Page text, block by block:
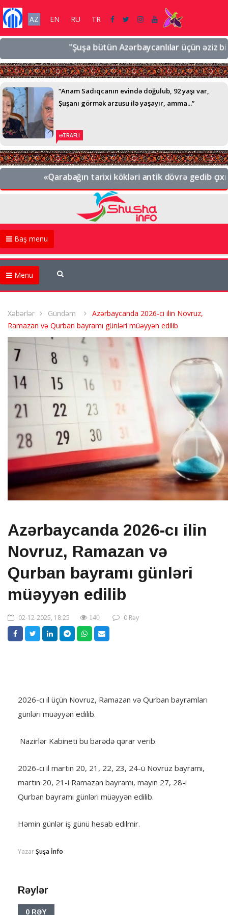
AZ EN RU TR
"Şuşa bütün Azərbaycanlılar üçün əziz
“Anam Sadıqcanın evində doğulub, 92 yaşı var,
Şuşanı görmək arzusu ilə yaşayır, amma...”
ƏTRAFLI
«Qarabağın tarixi kökləri antik dövrə gedib
Baş menu
Menu
Xəbərlər Gündəm
Azərbaycanda 2026-cı ilin Novruz,
Ramazan və Qurban bayramı günləri müəyyən edilib
Azərbaycanda 2026-cı ilin
Novruz, Ramazan və
Qurban bayramı günləri
müəyyən edilib
02-12-2025, 18:25 140 0 Rəy
2026-cı il üçün Novruz, Ramazan və Qurban bayramları
günləri müəyyən edilib.
Nazirlər Kabineti bu barədə qərar verib.
2026-cı il martın 20, 21, 22, 23, 24-ü Novruz bayramı,
martın 20, 21-i Ramazan bayramı, mayın 27, 28-i
Qurban bayramı günləri müəyyən edilib.
Həmin günlər iş günü hesab edilmir.
YazarŞuşa İnfo
Rəylər
0 RƏY